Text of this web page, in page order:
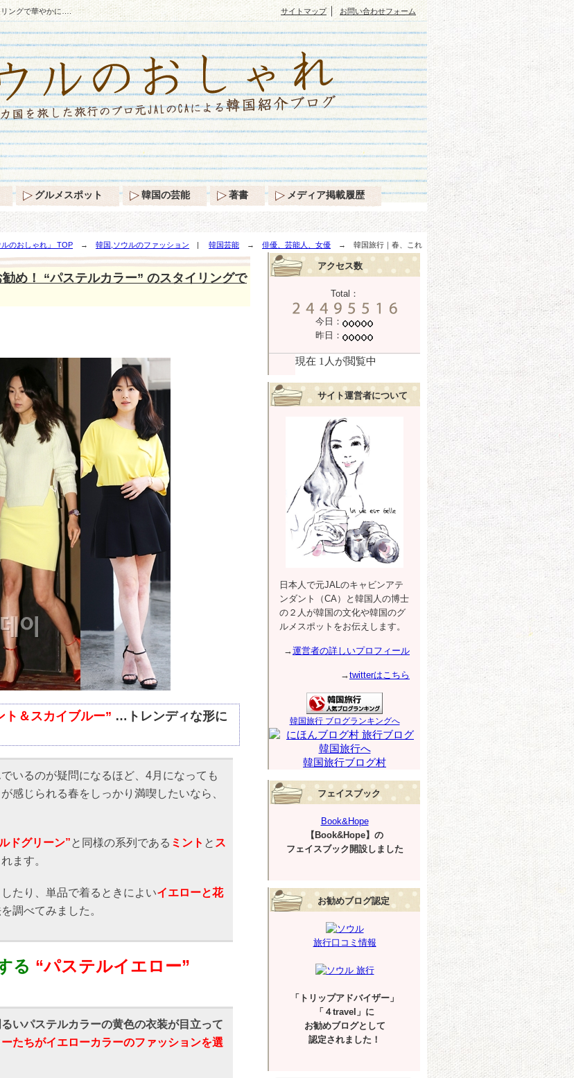
リングで華やかに….
のおしゃれ」 TOP → 韓国,ソウルのファッション | 韓国芸能 → 俳優、芸能人、女優 → 韓国旅行｜春、これ
め！ “パステルカラー” のスタイリングで
ト＆スカイブルー” …トレンディな形に
いるのが疑問になるほど、4月になっても
感じられる春をしっかり満喫したいなら、
ドグリーン”と同様の系列である ミント と ス
ます。
たり、単品で着るときによいイエローと花
調べてみました。
る “パステルイエロー”
いパステルカラーの黄色の衣装が目立って
たちがイエローカラーのファッションを選
アクセス数
Total：
今日：
昨日：
サイト運営者について
日本人で元JALのキャビンアテ
ンダント（CA）と韓国人の博士
の２人が韓国の文化や韓国のグ
ルメスポットをお伝えします。
→運営者の詳しいプロフィール
→twitterはこちら
韓国旅行 ブログランキングへ
韓国旅行ブログ村
フェイスブック
Book&Hope
【Book&Hope】の
フェイスブック開設しました
お勧めブログ認定
旅行口コミ情報
「トリップアドバイザー」
「４travel」に
お勧めブログとして
認定されました！
サイトマップ｜ お問い合わせフォーム
グルメスポット 韓国の芸能 著書 メディア掲載履歴